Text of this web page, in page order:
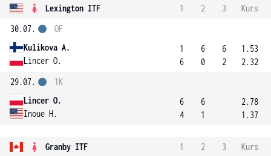
Lexington ITF 1 2 3
Kurs
30.07.
Kulikova A.
Lincer O.
OF
1
6
6
0
6
2
1.53
2.32
29.07.
Lincer O.
Inoue H.
1K
6
4
6
1
2.78
1.37
Granby ITF 1 2 3
Kurs